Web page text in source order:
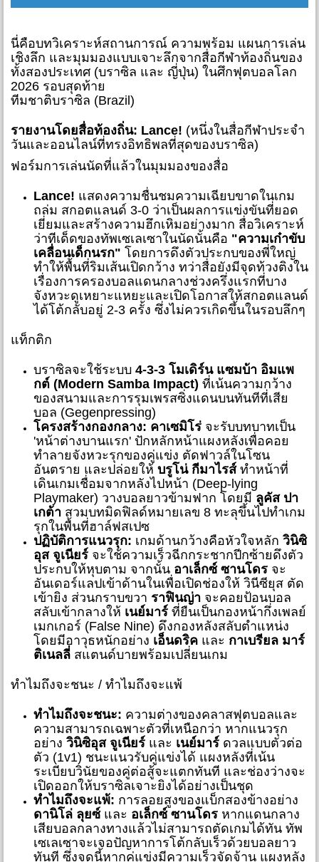
นี่คือบทวิเคราะห์สถานการณ์ ความพร้อม แผนการเล่น
เชิงลึก และมุมมองแบบเจาะลึกจากสื่อกีฬาท้องถิ่นของ
ทั้งสองประเทศ (บราซิล และ ญี่ปุ่น) ในศึกฟุตบอลโลก
2026 รอบสุดท้าย
ทีมชาติบราซิล (Brazil)
รายงานโดยสื่อท้องถิ่น: Lance! (หนึ่งในสื่อกีฬาประจำ
วันและออนไลน์ที่ทรงอิทธิพลที่สุดของบราซิล)
ฟอร์มการเล่นนัดที่แล้วในมุมมองของสื่อ
Lance! แสดงความชื่นชมความเฉียบขาดในเกม
ถล่ม สกอตแลนด์ 3-0 ว่าเป็นผลการแข่งขันที่ยอด
เยี่ยมและสร้างความฮึกเหิมอย่างมาก สื่อวิเคราะห์
ว่าทีเด็ดของทัพเซเลเซาในนัดนั้นคือ "ความเก๋าขับ
เคลื่อนเด็กนรก" โดยการดึงตัวประกบของพี่ใหญ่
ทำให้พื้นที่ริมเส้นเปิดกว้าง ทว่าสื่อยังมีจุดท้วงติงใน
เรื่องการครองบอลแดนกลางช่วงครึ่งแรกที่บาง
จังหวะดูเหยาะแหยะและเปิดโอกาสให้สกอตแลนด์
ได้โต้กลับอยู่ 2-3 ครั้ง ซึ่งไม่ควรเกิดขึ้นในรอบลึกๆ
แท็กติก
บราซิลจะใช้ระบบ 4-3-3 โมเดิร์น แซมบ้า อิมแพ
กต์ (Modern Samba Impact) ที่เน้นความกว้าง
ของสนามและการรุมเพรสซิ่งแดนบนทันทีที่เสีย
บอล (Gegenpressing)
โครงสร้างกองกลาง: คาเซมิโร่ จะรับบทบาทเป็น
'หน้าต่างบานแรก' ปักหลักหน้าแผงหลังเพื่อคอย
ทำลายจังหวะรุกของคู่แข่ง ตัดฟาวล์ในโซน
อันตราย และปล่อยให้ บรูโน่ กีมาไรส์ ทำหน้าที่
เดินเกมเชื่อมจากหลังไปหน้า (Deep-lying
Playmaker) วางบอลยาวข้ามฟาก โดยมี ลูคัส ปา
เกต้า สวมบทมิดฟิลด์หมายเลข 8 ทะลุขึ้นไปทำเกม
รุกในพื้นที่ฮาล์ฟสเปซ
ปฏิบัติการแนวรุก: เกมด้านกว้างคือหัวใจหลัก วินิซิ
อุส จูเนียร์ จะใช้ความเร็วฉีกกระชากปีกซ้ายดึงตัว
ประกบให้หุบตาม จากนั้น อาเล็กซ์ ซานโดร จะ
อันเดอร์แลปเข้าด้านในเพื่อเปิดช่องให้ วินีซียุส ตัด
เข้ายิง ส่วนกราบขวา ราฟินญ่า จะคอยป้อนบอล
สลับเข้ากลางให้ เนย์มาร์ ที่ยืนเป็นกองหน้ากึ่งเพลย์
เมกเกอร์ (False Nine) ดึงกองหลังสลับตำแหน่ง
โดยมีอาวุธหนักอย่าง เอ็นดริค และ กาเบรียล มาร์
ติเนลลี่ สแตนด์บายพร้อมเปลี่ยนเกม
ทำไมถึงจะชนะ / ทำไมถึงจะแพ้
ทำไมถึงจะชนะ: ความต่างของคลาสฟุตบอลและ
ความสามารถเฉพาะตัวที่เหนือกว่า หากแนวรุก
อย่าง วินิซิอุส จูเนียร์ และ เนย์มาร์ ดวลแบบตัวต่อ
ตัว (1v1) ชนะแนวรับคู่แข่งได้ แผงหลังที่เน้น
ระเบียบวินัยของคู่ต่อสู้จะแตกทันที และช่องว่างจะ
เปิดออกให้บราซิลเจาะยิงได้อย่างเป็นชุด
ทำไมถึงจะแพ้: การลอยสูงของแบ็กสองข้างอย่าง
ดานิโล่ ลุยซ์ และ อเล็กซ์ ซานโดร หากแดนกลาง
เสียบอลกลางทางแล้วไม่สามารถตัดเกมได้ทัน ทัพ
เซเลเซาจะเจอปัญหาการโต้กลับเร็วด้วยบอลยาว
ทันที ซึ่งจุดนี้หากคู่แข่งมีความเร็วจัดจ้าน แผงหลัง